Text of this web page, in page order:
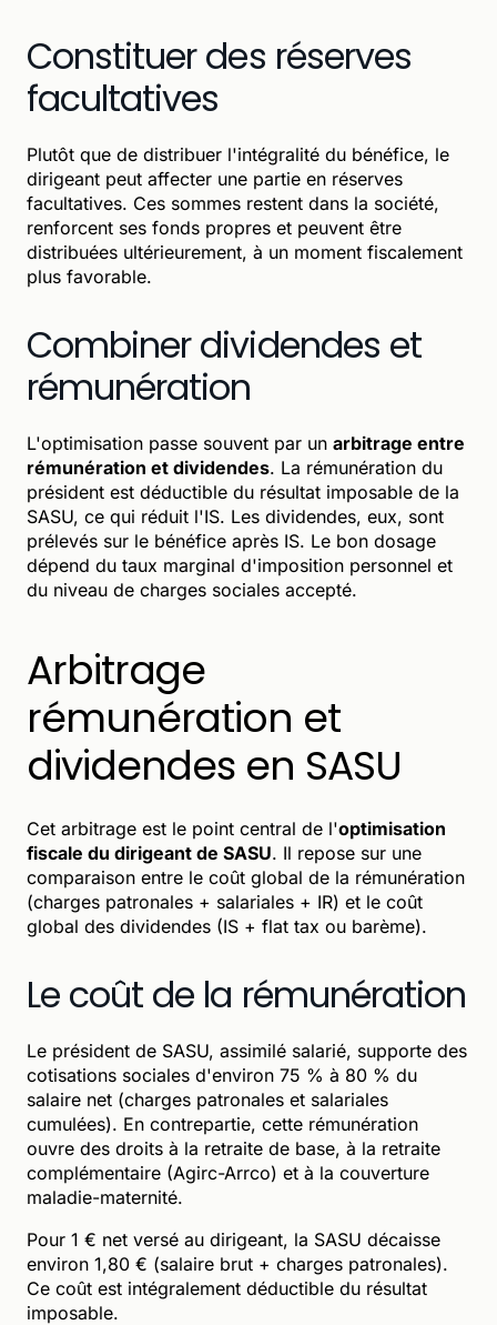
Constituer des réserves
facultatives
Plutôt que de distribuer l'intégralité du bénéfice, le
dirigeant peut affecter une partie en réserves
facultatives. Ces sommes restent dans la société,
renforcent ses fonds propres et peuvent être
distribuées ultérieurement, à un moment fiscalement
plus favorable.
Combiner dividendes et
rémunération
L'optimisation passe souvent par un arbitrage entre
rémunération et dividendes. La rémunération du
président est déductible du résultat imposable de la
SASU, ce qui réduit l'IS. Les dividendes, eux, sont
prélevés sur le bénéfice après IS. Le bon dosage
dépend du taux marginal d'imposition personnel et
du niveau de charges sociales accepté.
Arbitrage
rémunération et
dividendes en SASU
Cet arbitrage est le point central de l'optimisation
fiscale du dirigeant de SASU. Il repose sur une
comparaison entre le coût global de la rémunération
(charges patronales + salariales + IR) et le coût
global des dividendes (IS + flat tax ou barème).
Le coût de la rémunération
Le président de SASU, assimilé salarié, supporte des
cotisations sociales d'environ 75 % à 80 % du
salaire net (charges patronales et salariales
cumulées). En contrepartie, cette rémunération
ouvre des droits à la retraite de base, à la retraite
complémentaire (Agirc-Arrco) et à la couverture
maladie-maternité.
Pour 1 € net versé au dirigeant, la SASU décaisse
environ 1,80 € (salaire brut + charges patronales).
Ce coût est intégralement déductible du résultat
imposable.